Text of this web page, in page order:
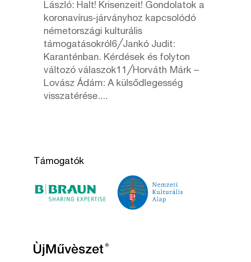
László: Halt! Krisenzeit! Gondolatok a
koronavírus-járványhoz kapcsolódó
németországi kulturális
támogatásokról6╱Jankó Judit:
Karanténban. Kérdések és folyton
változó válaszok11╱Horváth Márk –
Lovász Ádám: A külsődlegesség
visszatérése....
Támogatók